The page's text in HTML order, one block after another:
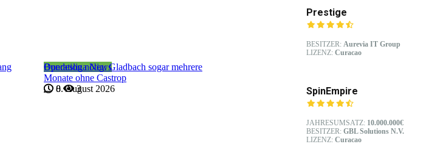
Bundesliga News
Operation nötig: Gladbach sogar mehrere
Monate ohne Castrop
8. August 2026
0 3
Prestige
BESITZER: Aurevia IT Group
LIZENZ: Curacao
SpinEmpire
JAHRESUMSATZ: 10.000.000€
BESITZER: GBL Solutions N.V.
LIZENZ: Curacao